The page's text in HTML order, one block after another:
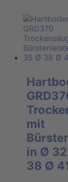
mit
in Ø
38 Ø